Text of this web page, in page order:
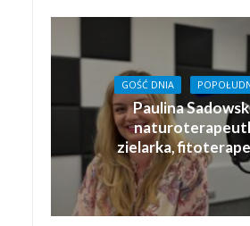
GOŚĆ DNIA
Paulina
zielarka,